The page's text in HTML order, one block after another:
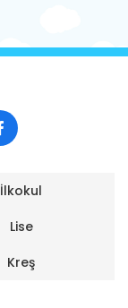
İlkokul
Lise
Kreş